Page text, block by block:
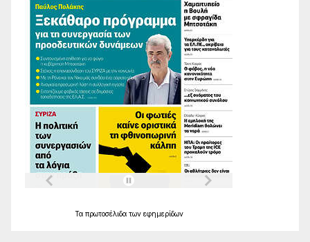
Τα πρωτοσέλιδα των εφημερίδων